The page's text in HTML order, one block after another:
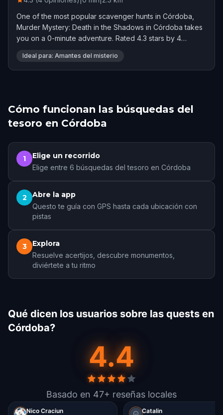
One of the most popular scavenger hunts in Córdoba,
Murder Mystery: Death in the Shadows in Córdoba takes
you on a 0-minute adventure. Rated 4.3 stars by 4
players.
Ideal para: Amantes del misterio
Cómo funcionan las búsquedas del
tesoro en Córdoba
1 Elige un recorrido
Elige entre 6 búsquedas del tesoro en Córdoba
2 Abre la app
Questo te guía con GPS hasta cada ubicación con
pistas
3 Explora
Resuelve acertijos, descubre monumentos,
diviértete a tu ritmo
Qué dicen los usuarios sobre las quests en
Córdoba?
4.4
Basado en 47+ reseñas locales
Nico Craciun Catalin